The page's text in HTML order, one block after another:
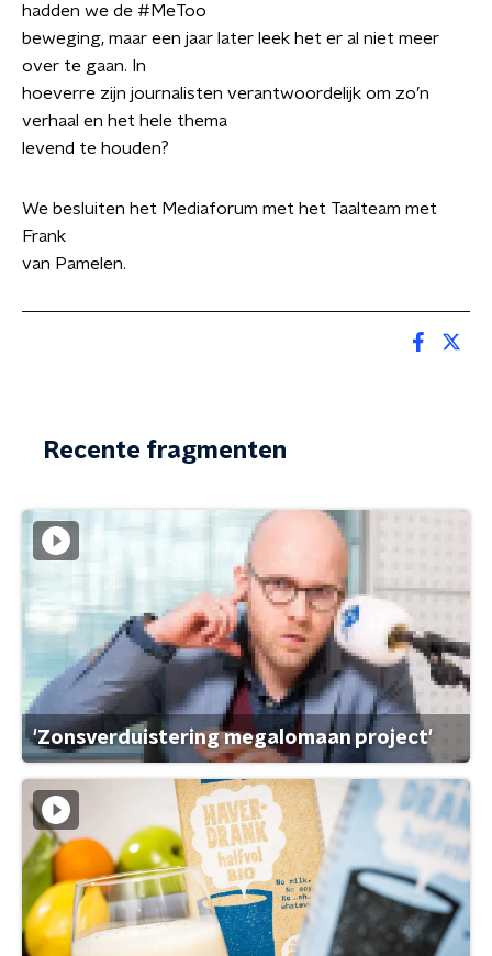
hadden we de #MeToo
beweging, maar een jaar later leek het er al niet meer
over te gaan. In
hoeverre zijn journalisten verantwoordelijk om zo’n
verhaal en het hele thema
levend te houden?
We besluiten het Mediaforum met het Taalteam met
Frank
van Pamelen.
Recente fragmenten
'Zonsverduistering megalomaan project'